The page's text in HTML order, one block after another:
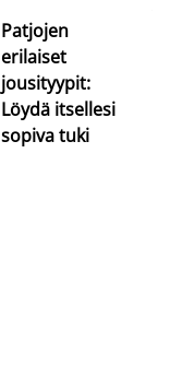
Patjojen
erilaiset
jousityypit:
Löydä itsellesi
sopiva tuki